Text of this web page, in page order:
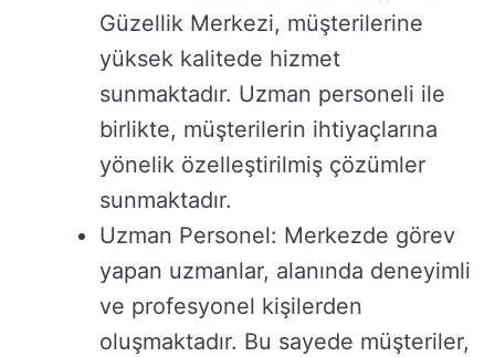
Güzellik Merkezi, müşterilerine
yüksek kalitede hizmet
sunmaktadır. Uzman personeli ile
birlikte, müşterilerin ihtiyaçlarına
yönelik özelleştirilmiş çözümler
sunmaktadır.
Uzman Personel: Merkezde görev
yapan uzmanlar, alanında deneyimli
ve profesyonel kişilerden
oluşmaktadır. Bu sayede müşteriler,